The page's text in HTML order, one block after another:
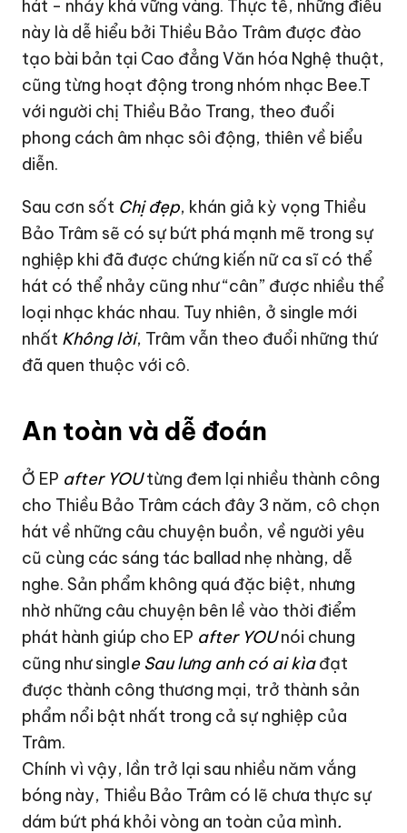
hát - nhảy khá vững vàng. Thực tế, những điều
này là dễ hiểu bởi Thiều Bảo Trâm được đào
tạo bài bản tại Cao đẳng Văn hóa Nghệ thuật,
cũng từng hoạt động trong nhóm nhạc Bee.T
với người chị Thiều Bảo Trang, theo đuổi
phong cách âm nhạc sôi động, thiên về biểu
diễn.
Sau cơn sốt Chị đẹp, khán giả kỳ vọng Thiều
Bảo Trâm sẽ có sự bứt phá mạnh mẽ trong sự
nghiệp khi đã được chứng kiến nữ ca sĩ có thể
hát có thể nhảy cũng như “cân” được nhiều thể
loại nhạc khác nhau. Tuy nhiên, ở single mới
nhất Không lời, Trâm vẫn theo đuổi những thứ
đã quen thuộc với cô.
An toàn và dễ đoán
Ở EP after YOUtừng đem lại nhiều thành công
cho Thiều Bảo Trâm cách đây 3 năm, cô chọn
hát về những câu chuyện buồn, về người yêu
cũ cùng các sáng tác ballad nhẹ nhàng, dễ
nghe. Sản phẩm không quá đặc biệt, nhưng
nhờ những câu chuyện bên lề vào thời điểm
phát hành giúp cho EP after YOUnói chung
cũng như single Sau lưng anh có ai kìađạt
được thành công thương mại, trở thành sản
phẩm nổi bật nhất trong cả sự nghiệp của
Trâm.
Chính vì vậy, lần trở lại sau nhiều năm vắng
bóng này, Thiều Bảo Trâm có lẽ chưa thực sự
dám bứt phá khỏi vòng an toàn của mình.